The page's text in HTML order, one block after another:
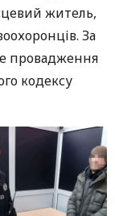
житель,
За
провадження
кодексу